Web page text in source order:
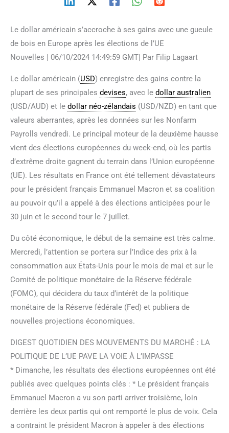
Le dollar américain s’accroche à ses gains avec une gueule
de bois en Europe après les élections de l’UE
Nouvelles | 06/10/2024 14:49:59 GMT| Par Filip Lagaart
Le dollar américain (USD) enregistre des gains contre la
plupart de ses principales devises, avec le dollar australien
(USD/AUD) et le dollar néo-zélandais (USD/NZD) en tant que
valeurs aberrantes, après les données sur les Nonfarm
Payrolls vendredi. Le principal moteur de la deuxième hausse
vient des élections européennes du week-end, où les partis
d’extrême droite gagnent du terrain dans l’Union européenne
(UE). Les résultats en France ont été tellement dévastateurs
pour le président français Emmanuel Macron et sa coalition
au pouvoir qu’il a appelé à des élections anticipées pour le
30 juin et le second tour le 7 juillet.
Du côté économique, le début de la semaine est très calme.
Mercredi, l’attention se portera sur l’Indice des prix à la
consommation aux États-Unis pour le mois de mai et sur le
Comité de politique monétaire de la Réserve fédérale
(FOMC), qui décidera du taux d’intérêt de la politique
monétaire de la Réserve fédérale (Fed) et publiera de
nouvelles projections économiques.
DIGEST QUOTIDIEN DES MOUVEMENTS DU MARCHÉ : LA
POLITIQUE DE L’UE PAVE LA VOIE À L’IMPASSE
* Dimanche, les résultats des élections européennes ont été
publiés avec quelques points clés : * Le président français
Emmanuel Macron a vu son parti arriver troisième, loin
derrière les deux partis qui ont remporté le plus de voix. Cela
a contraint le président Macron à appeler à des élections